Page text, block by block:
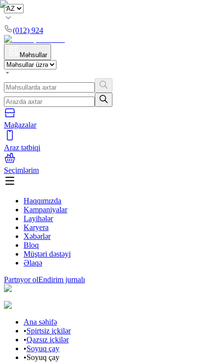
(012) 924
Məhsullar
Mağazalar
Araz tətbiqi
Seçimlərim
Haqqımızda
Kampaniyalar
Layihələr
Karyera
Xəbərlər
Bloq
Müştəri dəstəyi
Əlaqə
Partnyor olEndirim jurnalı
Ana səhifə
•Spirtsiz içkilər
•Qazsız içkilər
•Soyuq çay
•Soyuq çay